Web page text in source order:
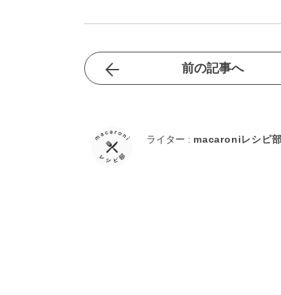
前の記事へ
ライター : macaroniレシピ部